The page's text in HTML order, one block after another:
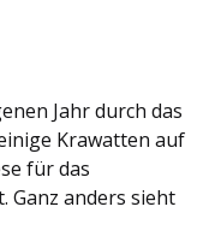
Jahr durch das
Krawatten auf
für das
Ganz anders sieht